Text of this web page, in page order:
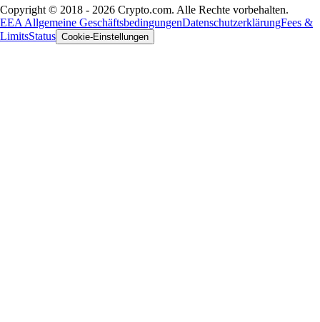
Copyright © 2018 - 2026 Crypto.com. Alle Rechte vorbehalten.
EEA Allgemeine GeschäftsbedingungenDatenschutzerklärungFees &
LimitsStatus Cookie-Einstellungen